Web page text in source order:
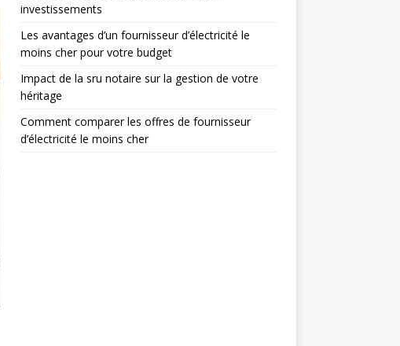
investissements
Les avantages d’un fournisseur d’électricité le
moins cher pour votre budget
Impact de la sru notaire sur la gestion de votre
héritage
Comment comparer les offres de fournisseur
d’électricité le moins cher